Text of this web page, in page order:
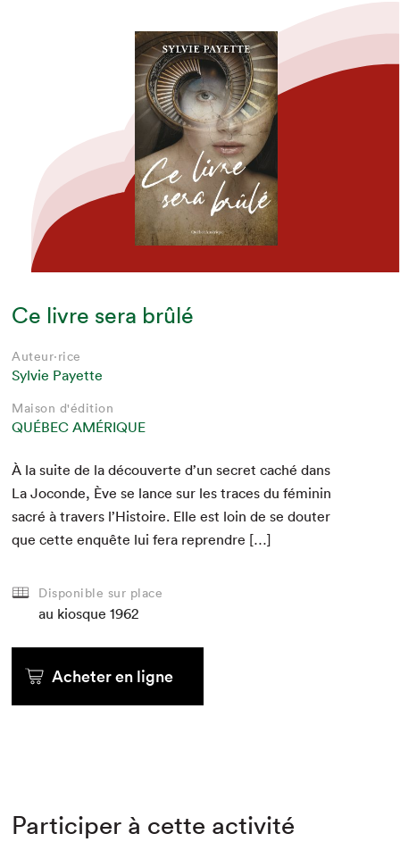
Ce livre sera brûlé
Auteur·rice
Sylvie Payette
Maison d'édition
QUÉBEC AMÉRIQUE
À la suite de la décou­verte d’un secret caché dans
La Joconde, Ève se lance sur les traces du féminin
sacré à tra­vers l’Histoire. Elle est loin de se douter
que cette enquête lui fera reprendre […]
Disponible sur place
au kiosque 1962
Acheter en ligne
Participer à cette activité